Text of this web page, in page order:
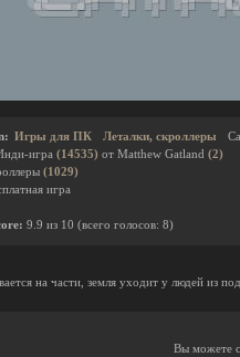
Игры для ПК Леталки, скроллеры
игра (14535) от Matthew Gatland (2)
(1029)
игра
9.9 из 10 (всего голосов: 8)
на части, земля уходит у людей из
Вы можете